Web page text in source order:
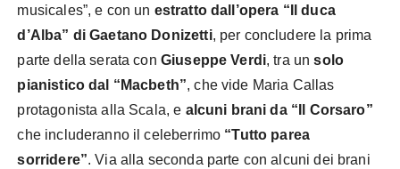
musicales”, e con un estratto dall’opera “Il duca
d’Alba” di Gaetano Donizetti, per concludere la prima
parte della serata con Giuseppe Verdi, tra unsolo
pianistico dal “Macbeth”, che vide Maria Callas
protagonista alla Scala, e alcuni brani da “Il Corsaro”
che includeranno il celeberrimo “Tutto parea
sorridere”. Via alla seconda parte con alcuni dei brani